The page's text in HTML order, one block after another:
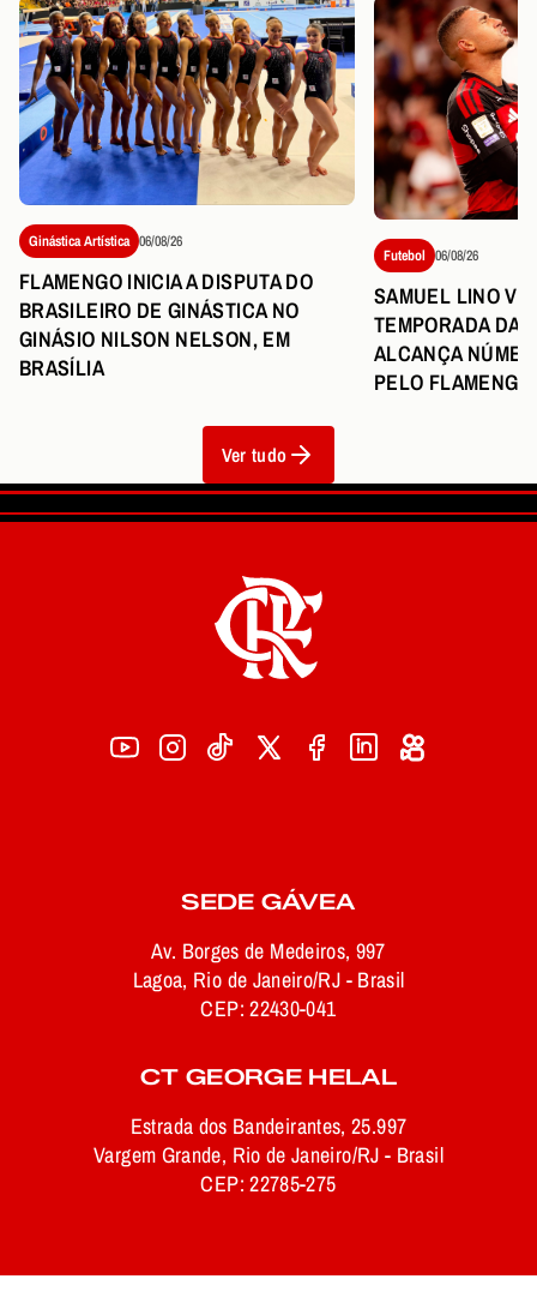
Ginástica Artística 06/08/26
FLAMENGO INICIA A DISPUTA DO
BRASILEIRO DE GINÁSTICA NO
GINÁSIO NILSON NELSON, EM
BRASÍLIA
Futebol 06/08/26
SAMUEL LINO
TEMPORADA DA
ALCANÇA
PELO FLAMENGO
Ver tudo
SEDE GÁVEA
Av. Borges de Medeiros, 997
Lagoa, Rio de Janeiro/RJ - Brasil
CEP: 22430-041
CT GEORGE HELAL
Estrada dos Bandeirantes, 25.997
Vargem Grande, Rio de Janeiro/RJ - Brasil
CEP: 22785-275